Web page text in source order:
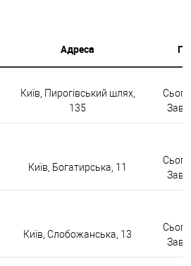
Адреса
Київ, Пирогівський шлях,
135
Київ, Богатирська, 11
Київ, Слобожанська, 13